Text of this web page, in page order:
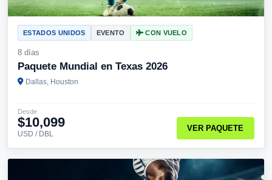
ESTADOS UNIDOS EVENTO CON VUELO
8 días
Paquete Mundial en Texas 2026
Dallas, Houston
Desde
$10,099
USD / DBL
VER PAQUETE